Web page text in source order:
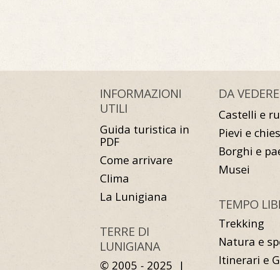
DA VEDERE
Castelli e
Pievi e
Borghi e
Musei
TEMPO
Trekking
Natura e
Itinerari e
INFORMAZIONI
UTILI
Guida turistica in
PDF
Come arrivare
Clima
La Lunigiana
TERRE DI
LUNIGIANA
© 2005 - 2025 |